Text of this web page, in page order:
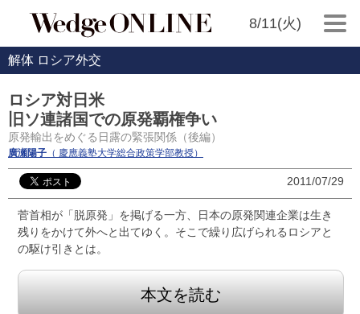
8/11(火)
解体 ロシア外交
ロシア対日米
旧ソ連諸国での原発覇権争い
原発輸出をめぐる日露の緊張関係（後編）
廣瀬陽子 （ 慶應義塾大学総合政策学部教授）
2011/07/29
菅首相が「脱原発」を掲げる一方、日本の原発関連企業は生き
残りをかけて外へと出てゆく。そこで繰り広げられるロシアと
の駆け引きとは。
本文を読む